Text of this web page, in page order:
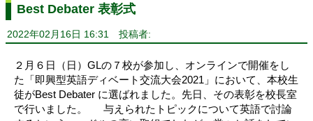
Best Debater 表彰式
2022年02月16日 16:31 投稿者:
２月６日（日）GLの７校が参加し、オンラインで開催をし
た「即興型英語ディベート交流大会2021」において、本校生
徒がBest Debater に選ばれました。先日、その表彰を校長室
で行いました。 与えられたトピックについて英語で討論